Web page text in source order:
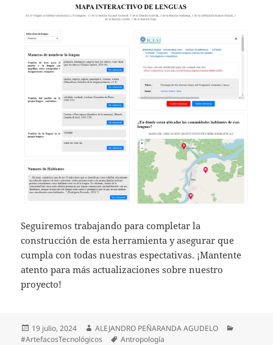
Seguiremos trabajando para completar la
construcción de esta herramienta y asegurar que
cumpla con todas nuestras espectativas. ¡Mantente
atento para más actualizaciones sobre nuestro
proyecto!
19 julio, 2024
ALEJANDRO PEÑARANDA AGUDELO
#ArtefacosTecnológicos
Antropología